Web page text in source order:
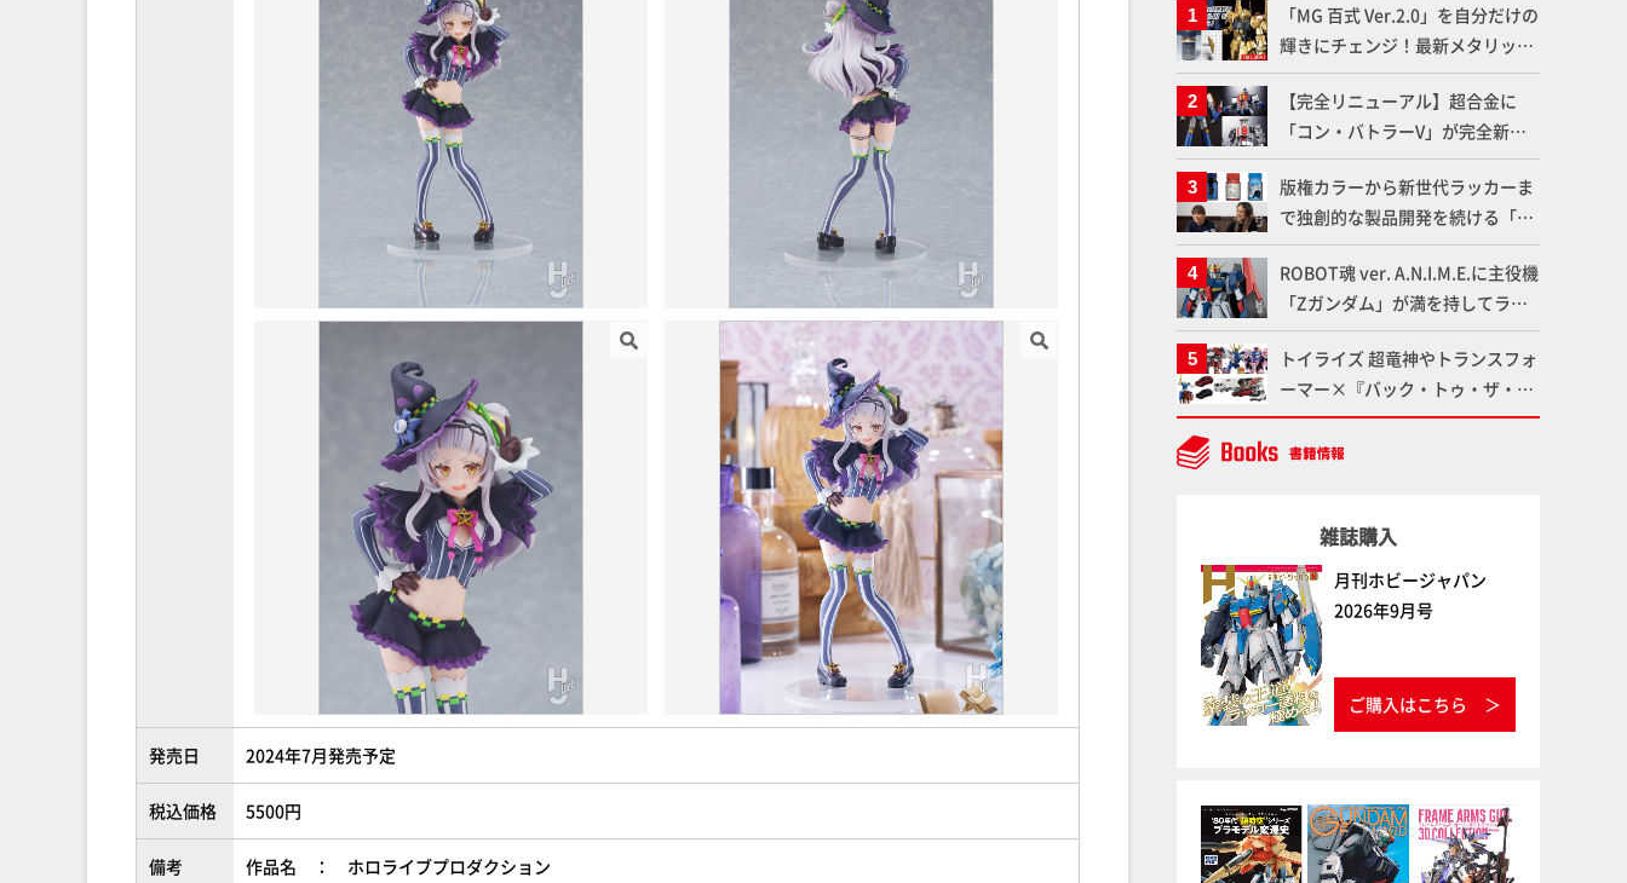
発売日 2024年7月発売予定
税込価格 5500円
備考
作品名 ： ホロライブプロダクション
「MG 百式 Ver.2.0」を自分だけの
輝きにチェンジ！最新メタリック
塗料を使ってより金属感を増した
仕上がりに!!【試し読み】
【完全リニューアル】超合金に
「コン・バトラーV」が完全新規
造形で登場！気になる仕様を試作
品の撮り下ろしでご紹介!!さらに
「大鉄人17」＆「ワンエイト」セ
ット情報もお届け！【超合金の
魂】
版権カラーから新世代ラッカーま
で独創的な製品開発を続ける「ガ
イアノーツ」に塗料開発の裏側と
ラッカー塗料の未来についてイン
タビュー！
ROBOT魂 ver. A.N.I.M.E.に主役機
「Zガンダム」が満を持してライ
ンナップ！ウェイブライダーへの
変形、劇中どおりのプロポーショ
ンを再現【機動戦士Zガンダム】
トイライズ 超竜神やトランスフォ
ーマー×『バック・トゥ・ザ・フ
ューチャー』コラボアイテムな
ど、タカラトミーの注目アイテム
雑誌購入
月刊ホビージャパン
2026年9月号
ご購入はこちら